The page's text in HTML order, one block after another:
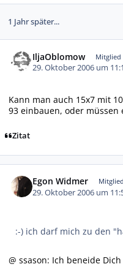
1 Jahr später...
IljaOblomow Mitglied
29. Oktober 2006 um
Kann man auch 15x7 mit
93 einbauen, oder müssen
Zitat
Egon Widmer Mitglied
29. Oktober 2006 um
:-) ich darf mich zu den
@ ssason: Ich beneide Dich